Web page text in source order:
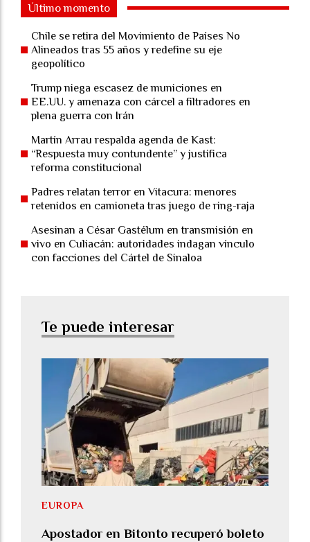
Último momento
Chile se retira del Movimiento de Países No
Alineados tras 55 años y redefine su eje
geopolítico
Trump niega escasez de municiones en
EE.UU. y amenaza con cárcel a filtradores en
plena guerra con Irán
Martín Arrau respalda agenda de Kast:
“Respuesta muy contundente” y justifica
reforma constitucional
Padres relatan terror en Vitacura: menores
retenidos en camioneta tras juego de ring-raja
Asesinan a César Gastélum en transmisión en
vivo en Culiacán: autoridades indagan vínculo
con facciones del Cártel de Sinaloa
Te puede interesar
Apostador en Bitonto recuperó boleto
EUROPA